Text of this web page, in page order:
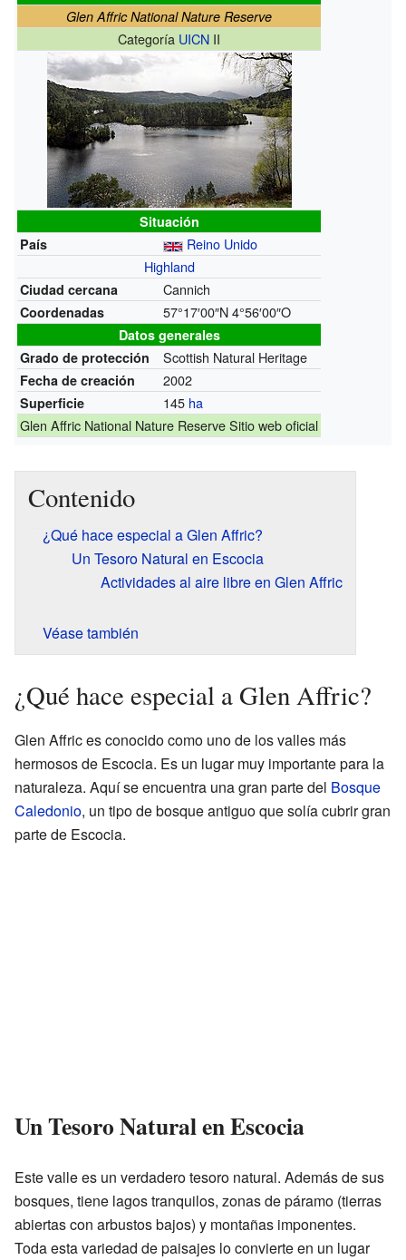
Glen Affric National Nature Reserve
Categoría UICN II
Situación
País
Reino Unido
Highland
Ciudad cercana Cannich
Coordenadas 57°17′00″N4°56′00″O
Datos generales
Grado de protección
Scottish Natural Heritage
Fecha de creación 2002
Superficie 145 ha
Glen Affric National Nature Reserve Sitio web oficial
Contenido
¿Qué hace especial a Glen Affric?
Un Tesoro Natural en Escocia
Actividades al aire libre en Glen Affric
Véase también
¿Qué hace especial a Glen Affric?
Glen Affric es conocido como uno de los valles más
hermosos de Escocia. Es un lugar muy importante para la
naturaleza. Aquí se encuentra una gran parte del Bosque
Caledonio, un tipo de bosque antiguo que solía cubrir gran
parte de Escocia.
Un Tesoro Natural en Escocia
Este valle es un verdadero tesoro natural. Además de sus
bosques, tiene lagos tranquilos, zonas de páramo (tierras
abiertas con arbustos bajos) y montañas imponentes.
Toda esta variedad de paisajes lo convierte en un lugar